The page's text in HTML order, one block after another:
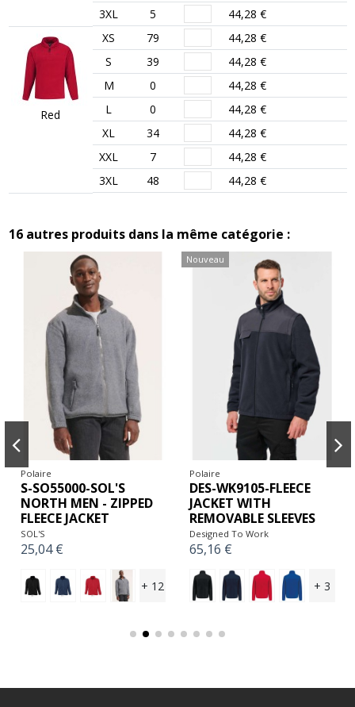
3XL
5 44,28 €
Red
XS 79
44,28 €
S
39
44,28 €
M
0
44,28 €
L
0
44,28 €
XL
34
44,28 €
XXL
7
44,28 €
3XL
48 44,28 €
16 autres produits dans la même catégorie :
Polaire
S-SO55000-SOL'S
NORTH MEN - ZIPPED
FLEECE JACKET
SOL'S
25,04 €
+ 12
Nouveau
Polaire
DES-WK9105-FLEECE
JACKET WITH
REMOVABLE SLEEVES
Designed To Work
65,16 €
+ 3